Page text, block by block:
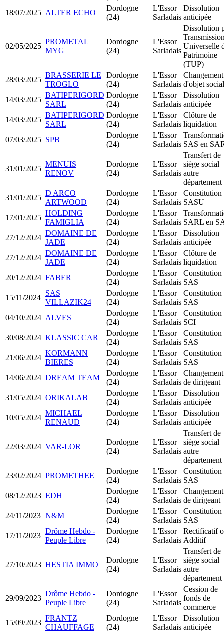
18/07/2025 ALTER ECHO
Dordogne
(24)
L'Essor
Sarladais
Dissolution
anticipée
02/05/2025
PROMETAL
MYG
Dordogne
(24)
L'Essor
Sarladais
Dissolution
Universelle
Patrimoine
(TUP)
28/03/2025
BRASSERIE LE
TROGLO
Dordogne
(24)
L'Essor
Sarladais
Changement
d'objet social
14/03/2025
BATIPERIGORD
SARL
Dordogne
(24)
L'Essor
Sarladais
Dissolution
anticipée
14/03/2025
BATIPERIGORD
SARL
Dordogne
(24)
L'Essor
Sarladais
Clôture de
liquidation
07/03/2025 SPB
Dordogne
(24)
L'Essor
Sarladais SAS en
31/01/2025
MENUIS
RENOV
Dordogne
(24)
L'Essor
Sarladais
Transfert de
siège social
autre
département
31/01/2025
D ARCO
ARTWOOD
Dordogne
(24)
L'Essor
Sarladais
Constitution
SASU
17/01/2025
HOLDING
FAMIGLIA
Dordogne
(24)
L'Essor
Sarladais SARL en
27/12/2024
DOMAINE DE
JADE
Dordogne
(24)
L'Essor
Sarladais
Dissolution
anticipée
27/12/2024
DOMAINE DE
JADE
Dordogne
(24)
L'Essor
Sarladais
Clôture de
liquidation
20/12/2024 FABER
Dordogne
(24)
L'Essor
Sarladais
Constitution
SAS
15/11/2024
SAS
VILLAZIK24
Dordogne
(24)
L'Essor
Sarladais
Constitution
SAS
04/10/2024 ALVES
Dordogne
(24)
L'Essor
Sarladais
Constitution
SCI
30/08/2024 KLASSIC CAR
Dordogne
(24)
L'Essor
Sarladais
Constitution
SAS
21/06/2024
KORMANN
BIERES
Dordogne
(24)
L'Essor
Sarladais
Constitution
SAS
14/06/2024 DREAM TEAM
Dordogne
(24)
L'Essor
Sarladais
Changement
de dirigeant
31/05/2024 ORIKALAB
Dordogne
(24)
L'Essor
Sarladais
Dissolution
anticipée
10/05/2024
MICHAEL
RENAUD
Dordogne
(24)
L'Essor
Sarladais
Dissolution
anticipée
22/03/2024 VAR-LOR
Dordogne
(24)
L'Essor
Sarladais
Transfert de
siège social
autre
département
23/02/2024 PROMETHEE
Dordogne
(24)
L'Essor
Sarladais
Constitution
SAS
08/12/2023 EDH
Dordogne
(24)
L'Essor
Sarladais
Changement
de dirigeant
24/11/2023 N&M
Dordogne
(24)
L'Essor
Sarladais
Constitution
SAS
17/11/2023
Drôme Hebdo -
Peuple Libre
Dordogne
(24)
L'Essor
Sarladais
Rectificatif
Additif
27/10/2023 HESTIA IMMO
Dordogne
(24)
L'Essor
Sarladais
Transfert de
siège social
autre
département
29/09/2023
Drôme Hebdo -
Peuple Libre
Dordogne
(24)
L'Essor
Sarladais
Cession de
fonds de
commerce
15/09/2023
FRANTZ
CHAUFFAGE
Dordogne
(24)
L'Essor
Sarladais
Dissolution
anticipée